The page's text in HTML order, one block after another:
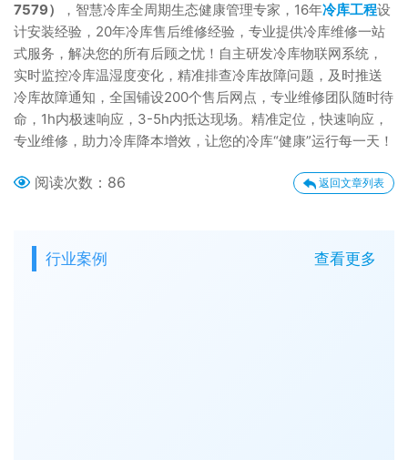
7579）
，智慧冷库全周期生态健康管理专家，16年冷库工程设
计安装经验，20年冷库售后维修经验，专业提供冷库维修一站
式服务，解决您的所有后顾之忧！自主研发冷库物联网系统，
实时监控冷库温湿度变化，精准排查冷库故障问题，及时推送
冷库故障通知，全国铺设200个售后网点，专业维修团队随时待
命，1h内极速响应，3-5h内抵达现场。精准定位，快速响应，
专业维修，助力冷库降本增效，让您的冷库“健康”运行每一天！
阅读次数： 86 返回文章列表
行业案例 查看更多